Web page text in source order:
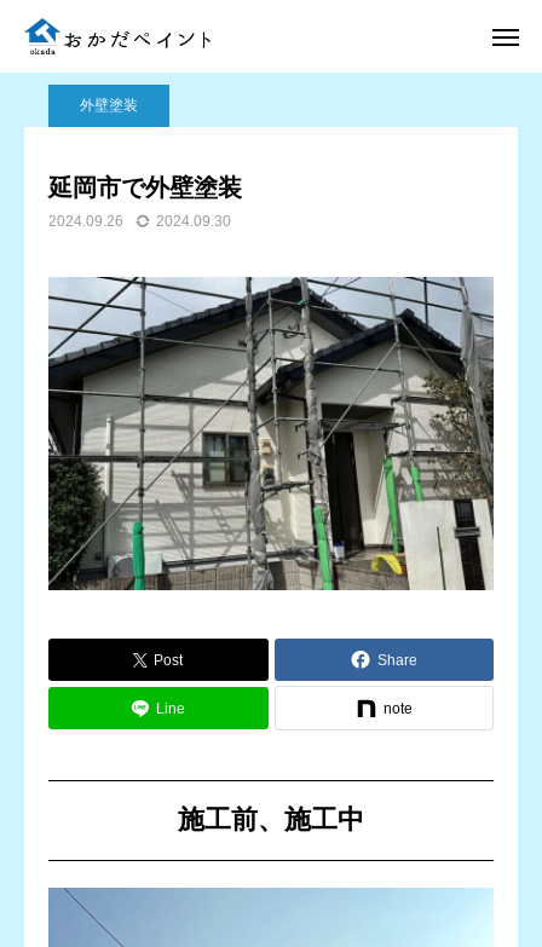
ブログ 外壁塗装
外壁塗装
延岡市で外壁塗装
2024.09.26 2024.09.30
Post Share
Line note
施工前、施工中
メール 問合せ
施工事例
選ばれる理由
施工完了までの流れ
会社案内
お問い合わせ